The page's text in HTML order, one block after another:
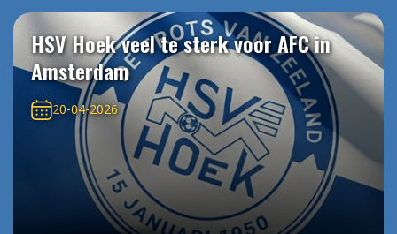
HSV Hoek veel te sterk voor AFC in
Amsterdam
20-04-2026